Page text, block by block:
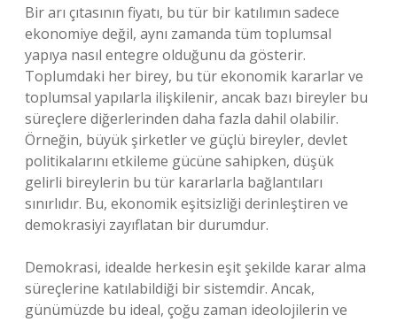
Bir arı çıtasının fiyatı, bu tür bir katılımın sadece
ekonomiye değil, aynı zamanda tüm toplumsal
yapıya nasıl entegre olduğunu da gösterir.
Toplumdaki her birey, bu tür ekonomik kararlar ve
toplumsal yapılarla ilişkilenir, ancak bazı bireyler bu
süreçlere diğerlerinden daha fazla dahil olabilir.
Örneğin, büyük şirketler ve güçlü bireyler, devlet
politikalarını etkileme gücüne sahipken, düşük
gelirli bireylerin bu tür kararlarla bağlantıları
sınırlıdır. Bu, ekonomik eşitsizliği derinleştiren ve
demokrasiyi zayıflatan bir durumdur.
Demokrasi, idealde herkesin eşit şekilde karar alma
süreçlerine katılabildiği bir sistemdir. Ancak,
günümüzde bu ideal, çoğu zaman ideolojilerin ve